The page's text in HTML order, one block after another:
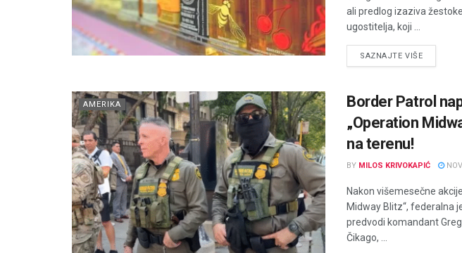
ali predlog izaziva
ugostitelja, koji ...
SAZNAJTE VIŠEDETAILS
AMERIKA
Border Patrol
„Operation
na terenu!
BY MILOS KRIVOKAPIĆ
Nakon višemesečne
Midway Blitz“, federalna
predvodi komandant
Čikago, ...